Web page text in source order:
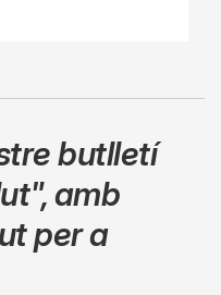
butlletí
,amb
per a